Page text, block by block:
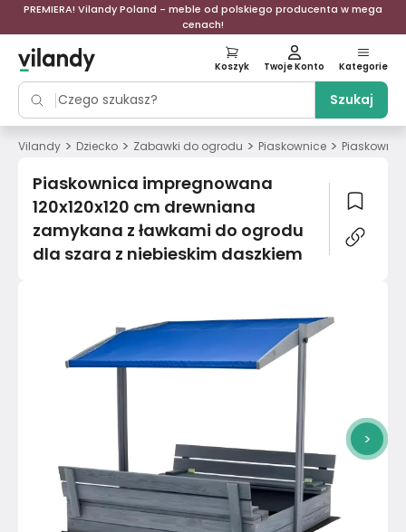
PREMIERA! Vilandy Poland - meble od polskiego producenta w mega
cenach!
Szukaj
Koszyk Twoje Konto Kategorie
Vilandy > Dziecko > Zabawki do ogrodu > Piaskownice >
Piaskownica impregnowana
120x120x120 cm drewniana
zamykana z ławkami do ogrodu
dla szara z niebieskim daszkiem
>